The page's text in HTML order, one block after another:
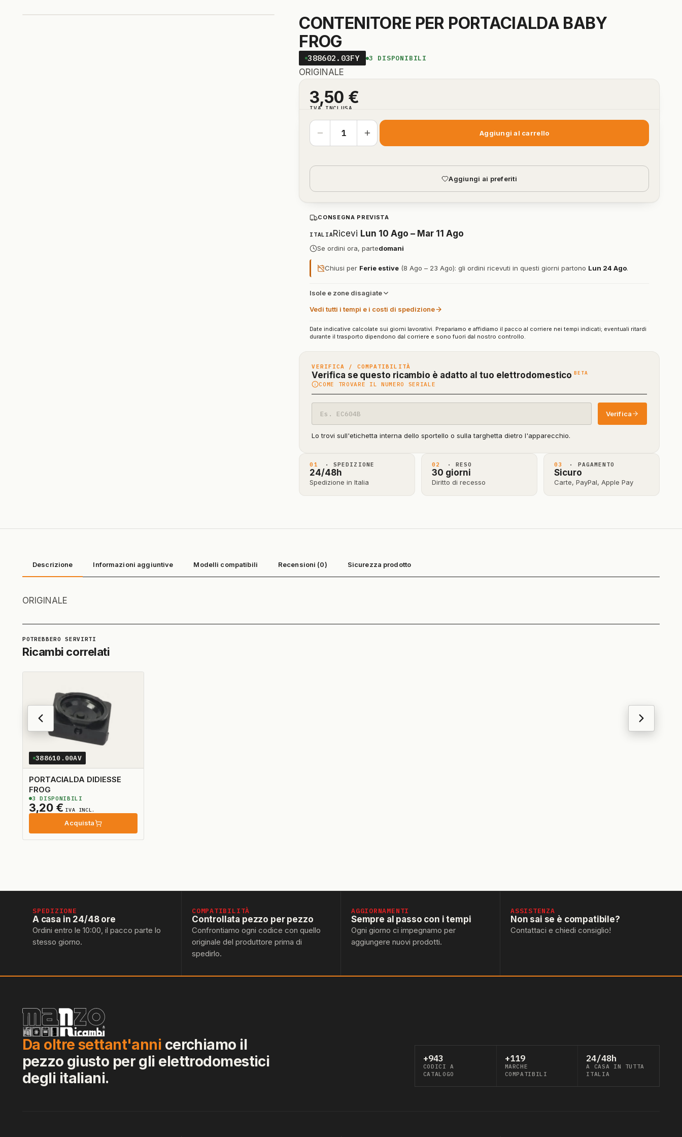
CONTENITORE PER PORTACIALDA BABY
FROG
388602.03FY 3 DISPONIBILI
ORIGINALE
3,50 €
IVA INCLUSA
VERIFICA / COMPATIBILITÀ
Verifica se questo ricambio è adatto al tuo elettrodomestico BETA
beta)
COME TROVARE IL NUMERO SERIALE
modello
Verifica
Lo trovi sull'etichetta interna dello sportello o sulla targhetta dietro l'apparecchio.
Aggiungi al carrello
Aggiungi ai preferiti
CONSEGNA PREVISTA
ITALIARicevi Lun 10 Ago – Mar 11 Ago
Se ordini ora, partedomani
Chiusi per Ferie estive (8 Ago – 23 Ago): gli ordini ricevuti in questi giorni partono Lun 24 Ago.
Isole e zone disagiate
Vedi tutti i tempi e i costi di spedizione
Date indicative calcolate sui giorni lavorativi. Prepariamo e affidiamo il pacco al corriere nei tempi indicati; eventuali ritardi
durante il trasporto dipendono dal corriere e sono fuori dal nostro controllo.
01 · SPEDIZIONE
24/48h
Spedizione in Italia
02 · RESO
30 giorni
Diritto di recesso
03 · PAGAMENTO
Sicuro
Carte, PayPal, Apple Pay
Descrizione Informazioni aggiuntive Modelli compatibili Recensioni (0) Sicurezza prodotto
ORIGINALE
Ricambi correlati
388610.00AV
PORTACIALDA DIDIESSE
FROG
3,20 € IVA INCL.
Acquista
3 DISPONIBILI
SPEDIZIONE
A casa in 24/48 ore
Ordini entro le 10:00, il pacco parte lo
stesso giorno.
COMPATIBILITÀ
Controllata pezzo per pezzo
Confrontiamo ogni codice con quello
originale del produttore prima di
spedirlo.
AGGIORNAMENTI
Sempre al passo con i tempi
Ogni giorno ci impegnamo per
aggiungere nuovi prodotti.
ASSISTENZA
Non sai se è compatibile?
Contattaci e chiedi consiglio!
Da oltre settant'anni cerchiamo il
pezzo giusto per gli elettrodomestici
degli italiani.
+943
CODICI A
CATALOGO
+119
MARCHE
COMPATIBILI
24/48h
A CASA IN TUTTA
ITALIA